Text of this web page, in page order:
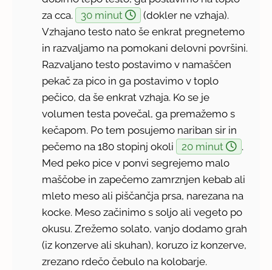
za cca.
30 minut
(dokler ne vzhaja).
Vzhajano testo nato še enkrat pregnetemo
in razvaljamo na pomokani delovni površini.
Razvaljano testo postavimo v namaščen
pekač za pico in ga postavimo v toplo
pečico, da še enkrat vzhaja. Ko se je
volumen testa povečal, ga premažemo s
kečapom. Po tem posujemo nariban sir in
pečemo na 180 stopinj okoli
20 minut
.
Med peko pice v ponvi segrejemo malo
maščobe in zapečemo zamrznjen kebab ali
mleto meso ali piščančja prsa, narezana na
kocke. Meso začinimo s soljo ali vegeto po
okusu. Zrežemo solato, vanjo dodamo grah
(iz konzerve ali skuhan), koruzo iz konzerve,
zrezano rdečo čebulo na kolobarje.